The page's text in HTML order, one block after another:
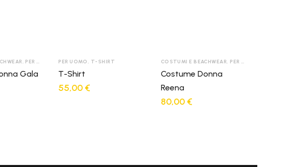
PER DONNA
Gala
PER UOMO T-SHIRT
T-Shirt
55,00 €
COSTUMI E BEACHWEAR PER DONNA
Costume Donna
Reena
80,00 €